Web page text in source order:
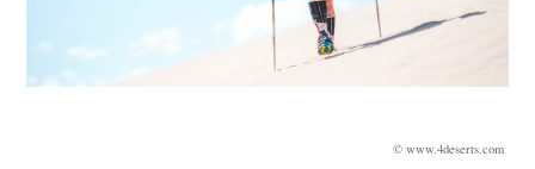
© www.4deserts.com